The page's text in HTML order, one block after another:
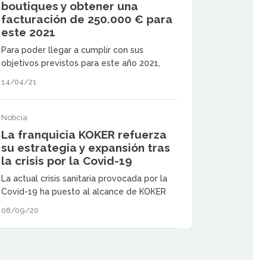
boutiques y obtener una
facturación de 250.000 € para
este 2021
Para poder llegar a cumplir con sus
objetivos previstos para este año 2021,
sus boutiques por un rango de inversión de
entre 20.000 y 40.000 euros
14/04/21
Noticia
La franquicia KOKER refuerza
su estrategia y expansión tras
la crisis por la Covid-19
La actual crisis sanitaria provocada por la
Covid-19 ha puesto al alcance de KOKER
mejores ubicaciones. Además, la franquicia
ha detectado durante la pandemia el
08/09/20